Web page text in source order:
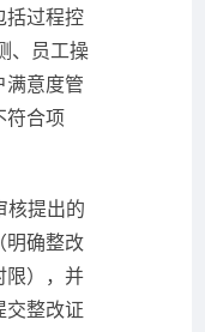
括过程控
、员工操
满意度管
符合项
核提出的
明确整改
限），并
交整改证